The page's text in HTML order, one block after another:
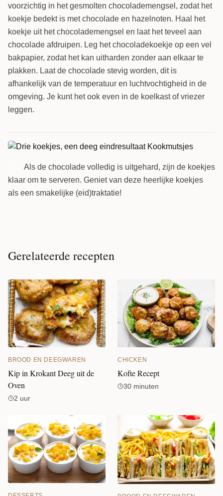
voorzichtig in het gesmolten chocolademengsel, zodat het
koekje bedekt is met chocolade en hazelnoten. Haal het
koekje uit het chocolademengsel en laat het teveel aan
chocolade afdruipen. Leg het chocoladekoekje op een vel
bakpapier, zodat het kan uitharden zonder aan elkaar te
plakken. Laat de chocolade stevig worden, dit is
afhankelijk van de temperatuur en luchtvochtigheid in de
omgeving. Je kunt het ook even in de koelkast of vriezer
leggen.
Als de chocolade volledig is uitgehard, zijn de koekjes
klaar om te serveren. Geniet van deze heerlijke koekjes
als een smakelijke (eid)traktatie!
Gerelateerde recepten
BROOD EN DEEGWAREN
Kip in Krokant Deeg uit de
Oven
2 uur
CHICKEN
Kofte Recept
30 minuten